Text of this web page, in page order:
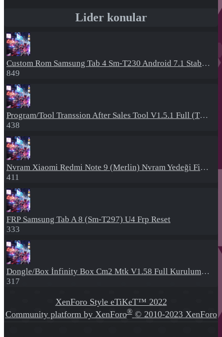
Lider konular
Custom Rom Samsung Tab 4 Sm-T230 Android 7.1 Stabil Eba Destekli Yazılım
849
Program/Tool Transsion After Sales Tool V1.5.1 Full (Tüm Mtk Işlemcili Cihazları Meta Moda Alma)
438
Nvram Xiaomi Redmi Note 9 (Merlin) Nvram Yedeği Fix Nv By Dft Pro
411
FRP Samsung Tab A 8 (Sm-T297) U4 Frp Reset
333
Dongle/Box İnfinity Box Cm2 Mtk V1.58 Full Kurulum+Crack
317
XenForo Style eTiKeT™ 2022
Community platform by XenForo® © 2010-2023 XenForo